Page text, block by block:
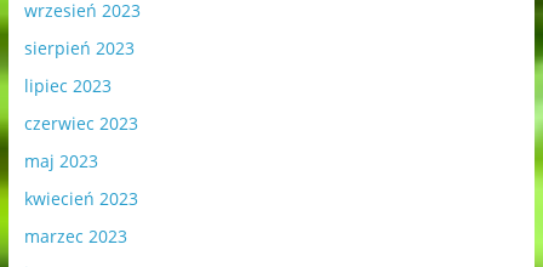
wrzesień 2023
sierpień 2023
lipiec 2023
czerwiec 2023
maj 2023
kwiecień 2023
marzec 2023